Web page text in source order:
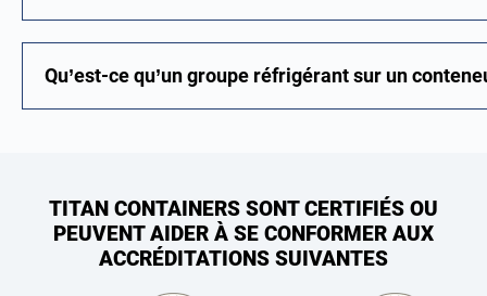
Qu’est-ce qu’un groupe réfrigérant sur un
TITAN CONTAINERS SONT CERTIFIÉS OU
PEUVENT AIDER À SE CONFORMER AUX
ACCRÉDITATIONS SUIVANTES